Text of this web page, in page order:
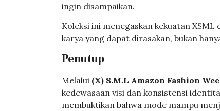
ingin disampaikan.
Koleksi ini menegaskan kekuatan
karya yang dapat dirasakan, bukan
Penutup
Melalui (X) S.M.L Amazon Fashion
kedewasaan visi dan konsistensi
membuktikan bahwa mode mampu